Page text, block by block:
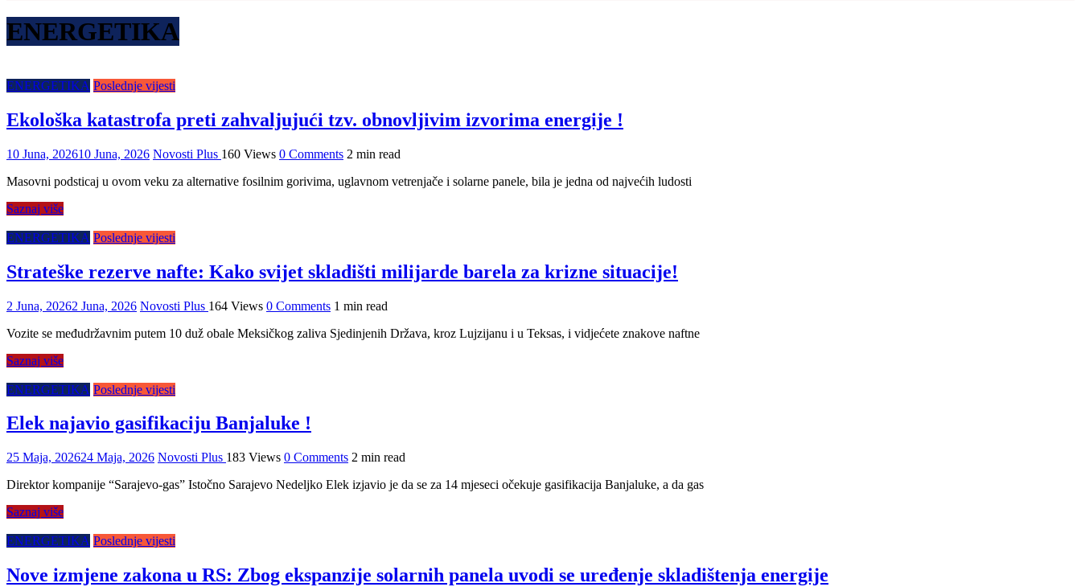
ENERGETIKA
ENERGETIKA Poslednje vijesti
Ekološka katastrofa preti zahvaljujući tzv. obnovljivim izvorima energije !
10 Juna, 202610 Juna, 2026 Novosti Plus 160 Views 0 Comments 2 min read
Masovni podsticaj u ovom veku za alternative fosilnim gorivima, uglavnom vetrenjače i solarne panele, bila je jedna od najvećih ludosti
Saznaj više
ENERGETIKA Poslednje vijesti
Strateške rezerve nafte: Kako svijet skladišti milijarde barela za krizne situacije!
2 Juna, 20262 Juna, 2026 Novosti Plus 164 Views 0 Comments 1 min read
Vozite se međudržavnim putem 10 duž obale Meksičkog zaliva Sjedinjenih Država, kroz Lujzijanu i u Teksas, i vidjećete znakove naftne
Saznaj više
ENERGETIKA Poslednje vijesti
Elek najavio gasifikaciju Banjaluke !
25 Maja, 202624 Maja, 2026 Novosti Plus 183 Views 0 Comments 2 min read
Direktor kompanije “Sarajevo-gas” Istočno Sarajevo Nedeljko Elek izjavio je da se za 14 mjeseci očekuje gasifikacija Banjaluke, a da gas
Saznaj više
ENERGETIKA Poslednje vijesti
Nove izmjene zakona u RS: Zbog ekspanzije solarnih panela uvodi se uređenje skladištenja energije